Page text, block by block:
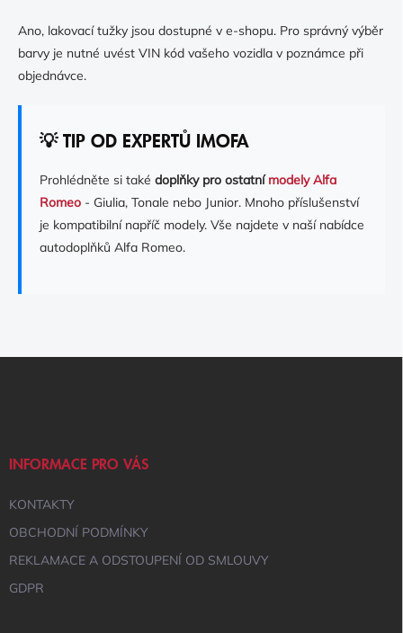
Ano, lakovací tužky jsou dostupné v e-shopu. Pro správný výběr
barvy je nutné uvést VIN kód vašeho vozidla v poznámce při
objednávce.
💡 TIP OD EXPERTŮ IMOFA
Prohlédněte si také doplňky pro ostatnímodely Alfa
Romeo - Giulia, Tonale nebo Junior. Mnoho příslušenství
je kompatibilní napříč modely. Vše najdete v naší nabídce
autodoplňků Alfa Romeo.
INFORMACE PRO VÁS
KONTAKTY
OBCHODNÍ PODMÍNKY
REKLAMACE A ODSTOUPENÍ OD SMLOUVY
GDPR